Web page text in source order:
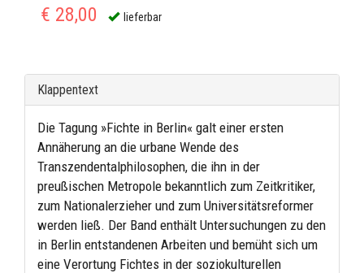
€ 28,00 lieferbar
Klappentext
Die Tagung »Fichte in Berlin« galt einer ersten
Annäherung an die urbane Wende des
Transzendentalphilosophen, die ihn in der
preußischen Metropole bekanntlich zum Zeitkritiker,
zum Nationalerzieher und zum Universitätsreformer
werden ließ. Der Band enthält Untersuchungen zu den
in Berlin entstandenen Arbeiten und bemüht sich um
eine Verortung Fichtes in der soziokulturellen